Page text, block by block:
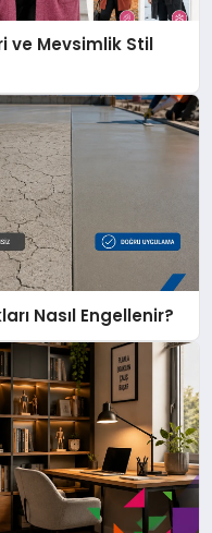
ve Mevsimlik Stil
Nasıl Engellenir?